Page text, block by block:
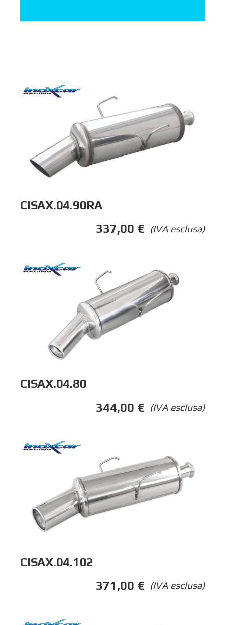
CISAX.04.90RA
(IVA esclusa)
337,00 €
CISAX.04.80
(IVA esclusa)
344,00 €
CISAX.04.102
(IVA esclusa)
371,00 €